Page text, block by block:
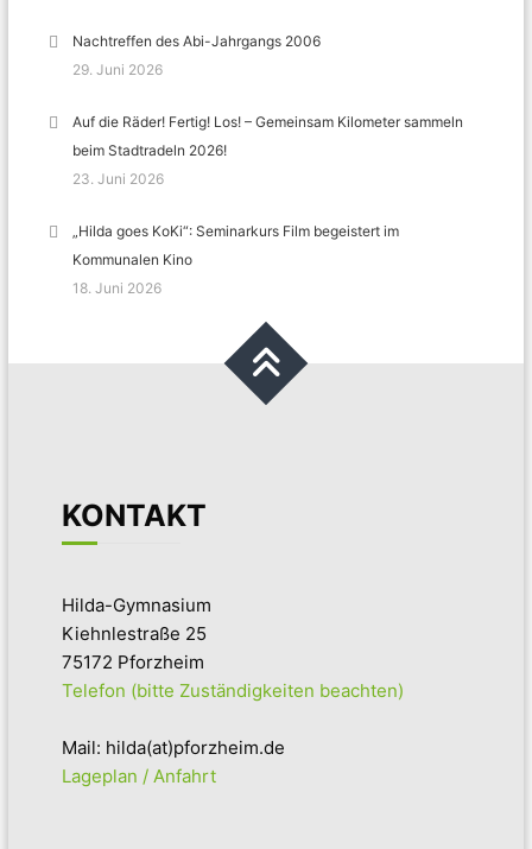
Nachtreffen des Abi-Jahrgangs 2006
29. Juni 2026
Auf die Räder! Fertig! Los! – Gemeinsam Kilometer sammeln
beim Stadtradeln 2026!
23. Juni 2026
„Hilda goes KoKi“: Seminarkurs Film begeistert im
Kommunalen Kino
18. Juni 2026
KONTAKT
Hilda-Gymnasium
Kiehnlestraße 25
75172 Pforzheim
Telefon (bitte Zuständigkeiten beachten)
Mail: hilda(at)pforzheim.de
Lageplan / Anfahrt